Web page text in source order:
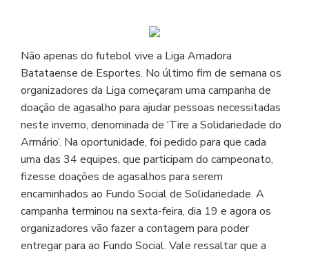
Não apenas do futebol vive a Liga Amadora
Batataense de Esportes. No último fim de semana os
organizadores da Liga começaram uma campanha de
doação de agasalho para ajudar pessoas necessitadas
neste inverno, denominada de ‘Tire a Solidariedade do
Armário’. Na oportunidade, foi pedido para que cada
uma das 34 equipes, que participam do campeonato,
fizesse doações de agasalhos para serem
encaminhados ao Fundo Social de Solidariedade. A
campanha terminou na sexta-feira, dia 19 e agora os
organizadores vão fazer a contagem para poder
entregar para ao Fundo Social. Vale ressaltar que a